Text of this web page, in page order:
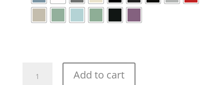
Cannes
Add to cart